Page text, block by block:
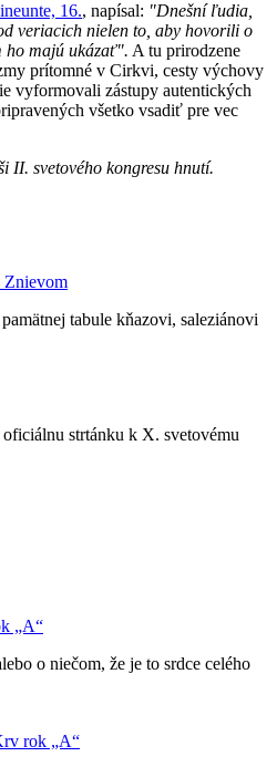
16., napísal: "Dnešní ľudia,
veriacich nielen to, aby hovorili o
ho majú ukázať". A tu prirodzene
prítomné v Cirkvi, cesty výchovy
vyformovali zástupy autentických
všetko vsadiť pre vec
II. svetového kongresu hnutí.
Znievom
tabule kňazovi, saleziánovi
strtánku k X. svetovému
„A“
o niečom, že je to srdce celého
rok „A“